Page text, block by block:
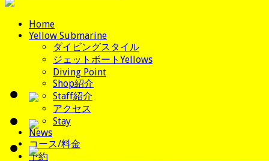
Home
Yellow Submarine
ダイビングスタイル
ジェットボートYellows
Diving Point
Shop紹介
Staff紹介
アクセス
Stay
News
コース/料金
予約